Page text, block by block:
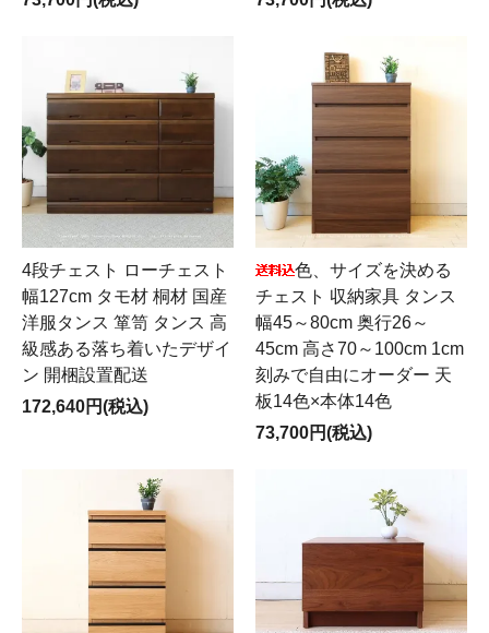
4段チェスト ローチェスト
幅127cm タモ材 桐材 国産
洋服タンス 箪笥 タンス 高
級感ある落ち着いたデザイ
ン 開梱設置配送
172,640円(税込)
色、サイズを決める
チェスト 収納家具 タンス
幅45～80cm 奥行26～
45cm 高さ70～100cm 1cm
刻みで自由にオーダー 天
板14色×本体14色
73,700円(税込)